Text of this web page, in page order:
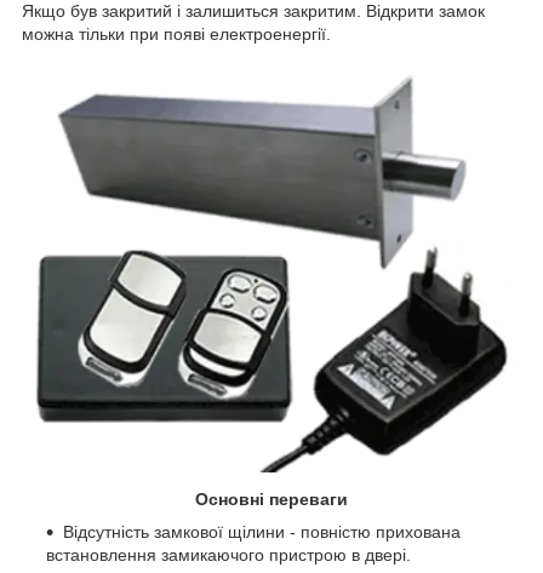
Якщо був закритий і залишиться закритим. Відкрити замок
можна тільки при появі електроенергії.
Основні переваги
Відсутність замкової щілини - повністю прихована
встановлення замикаючого пристрою в двері.